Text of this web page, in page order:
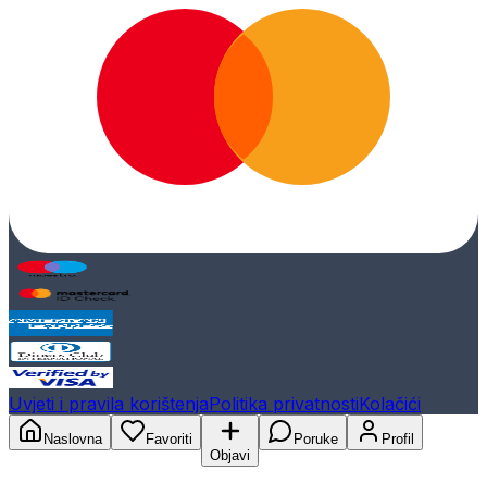
Uvjeti i pravila korištenjaPolitika privatnostiKolačići
Naslovna
Favoriti
Objavi
Poruke Profil